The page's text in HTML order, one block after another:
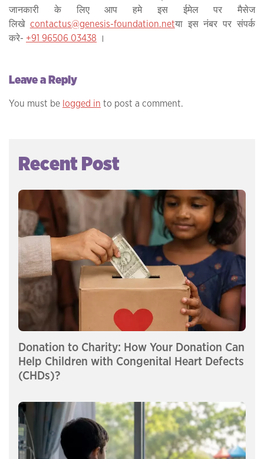
जानकारी के लिए आप हमे इस ईमेल पर मैसेज
लिखे contactus@genesis-foundation.netया इस नंबर पर संपर्क
करे- +91 96506 03438 ।
Leave a Reply
You must be logged in to post a comment.
Recent Post
Donation to Charity: How Your Donation Can
Help Children with Congenital Heart Defects
(CHDs)?